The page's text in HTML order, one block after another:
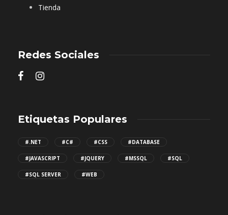
Tienda
Redes Sociales
Etiquetas Populares
#.NET #C# #CSS #DATABASE
#JAVASCRIPT #JQUERY #MSSQL #SQL
#SQL SERVER #WEB